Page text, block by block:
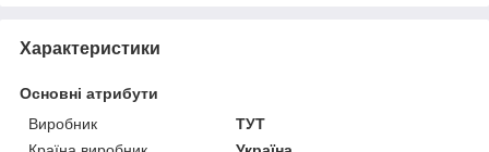
Характеристики
Основні атрибути
Виробник
ТУТ